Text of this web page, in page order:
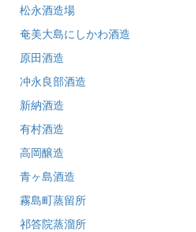
松永酒造場
奄美大島にしかわ酒造
原田酒造
冲永良部酒造
新納酒造
有村酒造
高岡醸造
青ヶ島酒造
霧島町蒸留所
祁答院蒸溜所